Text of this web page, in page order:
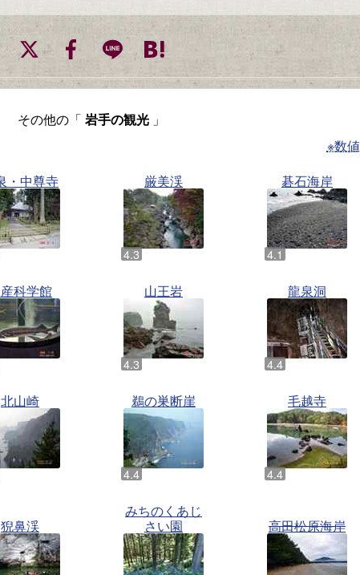
その他の「 岩手の観光 」
※数値
・中尊寺 厳美渓 碁石海岸
科学館 山王岩 龍泉洞
北山崎 鵜の巣断崖 毛越寺
猊鼻渓
みちのくあじ
さい園
高田松原海岸